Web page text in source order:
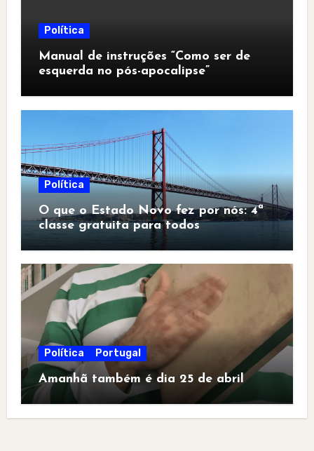
Política
Manual de instruções “Como ser de
esquerda no pós-apocalipse”
Política
O que o Estado Novo fez por nós: 4ª
classe gratuita para todos
Política Portugal
Amanhã também é dia 25 de abril